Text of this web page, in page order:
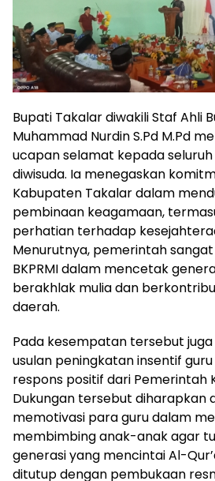
Bupati Takalar diwakili Staf Ahli
Muhammad Nurdin S.Pd M.Pd
ucapan selamat kepada
diwisuda. Ia menegaskan
Kabupaten Takalar dalam
pembinaan keagamaan,
perhatian terhadap
Menurutnya, pemerintah
BKPRMI dalam mencetak
berakhlak mulia dan
daerah.
Pada kesempatan tersebut
usulan peningkatan insentif
respons positif dari Pemerintah
Dukungan tersebut diharapkan
memotivasi para guru dalam
membimbing anak-anak agar
generasi yang mencintai Al-
ditutup dengan pembukaan